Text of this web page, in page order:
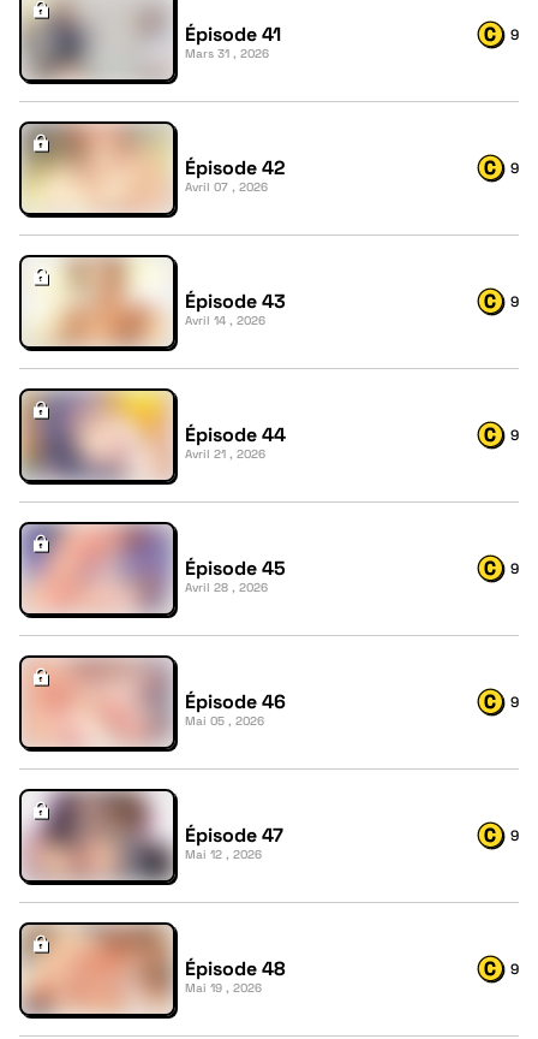
Épisode 41
Mars 31 , 2026
9
Épisode 42
Avril 07 , 2026
9
Épisode 43
Avril 14 , 2026
9
Épisode 44
Avril 21 , 2026
9
Épisode 45
Avril 28 , 2026
9
Épisode 46
Mai 05 , 2026
9
Épisode 47
Mai 12 , 2026
9
Épisode 48
Mai 19 , 2026
9